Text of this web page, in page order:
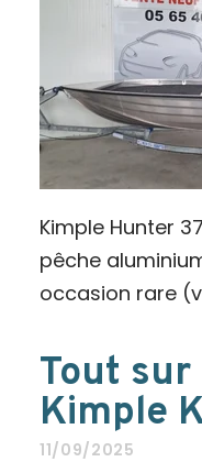
Kimple Hunter
pêche
occasion rare
Tout sur
Kimple
11/09/2025